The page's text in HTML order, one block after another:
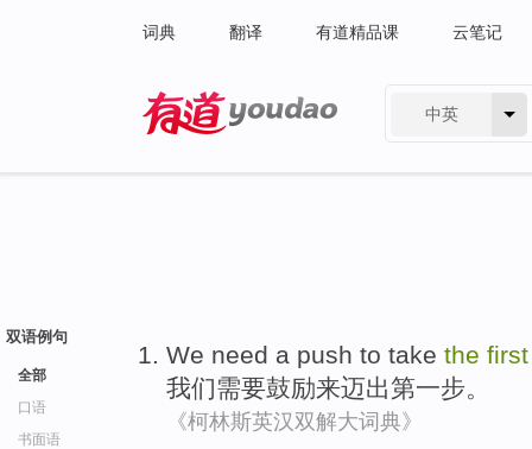
词典 翻译 有道精品课 云笔记
中英
双语例句
全部
口语
书面语
We need a push to take the first
我们需要鼓励来迈出第一步。
《柯林斯英汉双解大词典》